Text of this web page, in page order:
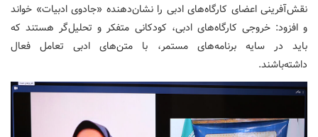
نقش‌آفرینی اعضای کارگاه‌های ادبی را نشان‌دهنده «جادوی ادبیات» خواند
و افزود: خروجی کارگاه‌های ادبی، کودکانی متفکر و تحلیل‌گر هستند که
باید در سایه برنامه‌های مستمر، با متن‌های ادبی تعامل فعال
داشته‌باشند.